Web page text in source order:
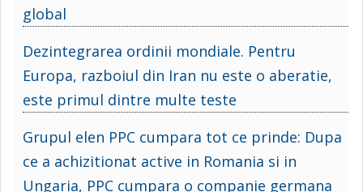
global
Dezintegrarea ordinii mondiale. Pentru
Europa, razboiul din Iran nu este o aberatie,
este primul dintre multe teste
Grupul elen PPC cumpara tot ce prinde: Dupa
ce a achizitionat active in Romania si in
Ungaria, PPC cumpara o companie germana